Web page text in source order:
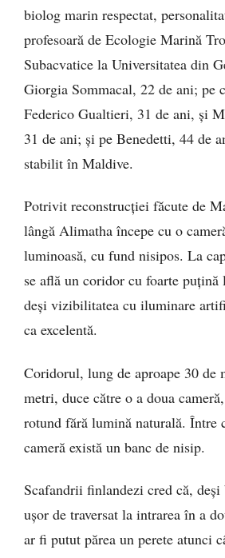
biolog marin respectat,
profesoară de Ecologie Marină
Subacvatice la Universitatea din
Giorgia Sommacal, 22 de ani; pe
Federico Gualtieri, 31 de ani, și
31 de ani; și pe Benedetti, 44 de
stabilit în Maldive.
Potrivit reconstrucției făcute de
lângă Alimatha începe cu o
luminoasă, cu fund nisipos. La
se află un coridor cu foarte puțină
deși vizibilitatea cu iluminare
ca excelentă.
Coridorul, lung de aproape 30 de
metri, duce către o a doua
rotund fără lumină naturală. Între
cameră există un banc de nisip.
Scafandrii finlandezi cred că,
ușor de traversat la intrarea în a
ar fi putut părea un perete atunci